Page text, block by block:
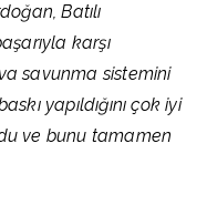
Batılı
karşı
savunma sistemini
yapıldığını çok iyi
ve bunu tamamen